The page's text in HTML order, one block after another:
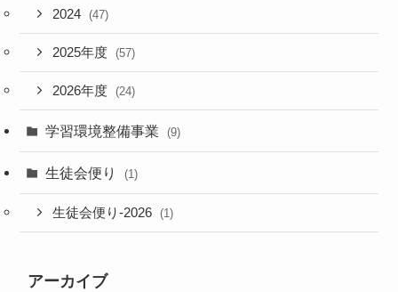
2024 (47)
2025年度 (57)
2026年度 (24)
学習環境整備事業 (9)
生徒会便り (1)
生徒会便り-2026 (1)
アーカイブ